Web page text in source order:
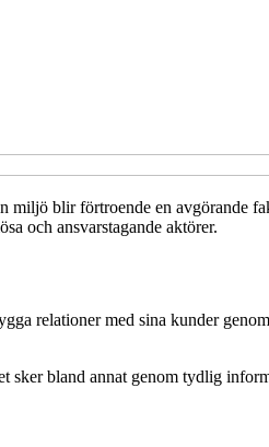
miljö blir förtroende en avgörande
och ansvarstagande aktörer.
relationer med sina kunder
sker bland annat genom tydlig